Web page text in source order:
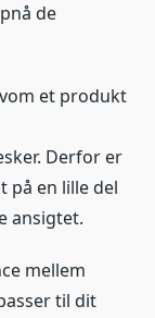
de
et produkt
Derfor er
på en lille del
ansigtet.
mellem
til dit